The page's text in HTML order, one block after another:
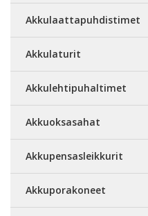
Akkulaattapuhdistimet
Akkulaturit
Akkulehtipuhaltimet
Akkuoksasahat
Akkupensasleikkurit
Akkuporakoneet